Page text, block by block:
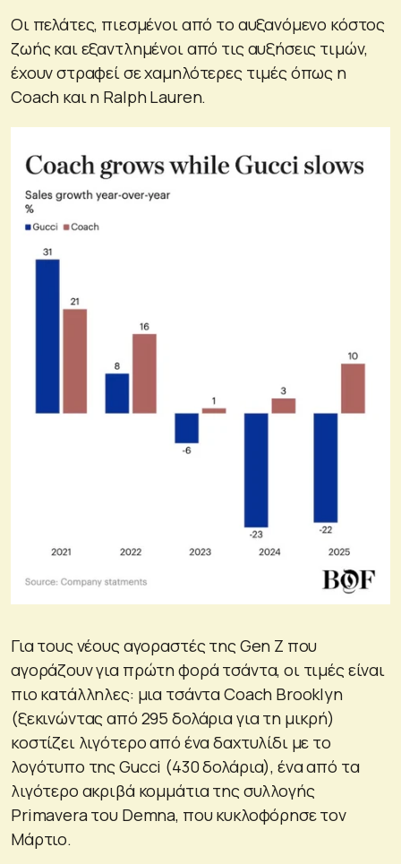
Οι πελάτες, πιεσμένοι από το αυξανόμενο κόστος
ζωής και εξαντλημένοι από τις αυξήσεις τιμών,
έχουν στραφεί σε χαμηλότερες τιμές όπως η
Coach και η Ralph Lauren.
Για τους νέους αγοραστές της Gen Z που
αγοράζουν για πρώτη φορά τσάντα, οι τιμές είναι
πιο κατάλληλες: μια τσάντα Coach Brooklyn
(ξεκινώντας από 295 δολάρια για τη μικρή)
κοστίζει λιγότερο από ένα δαχτυλίδι με το
λογότυπο της Gucci (430 δολάρια), ένα από τα
λιγότερο ακριβά κομμάτια της συλλογής
Primavera του Demna, που κυκλοφόρησε τον
Μάρτιο.